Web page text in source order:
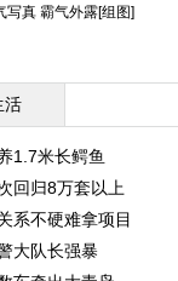
写真 霸气外露[组图]
活
1.7米长鳄鱼
回归8万套以上
系不硬难拿项目
大队长强暴